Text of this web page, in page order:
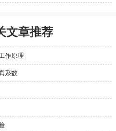
文章推荐
作原理
系数